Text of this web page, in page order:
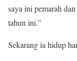
saya ini pemarah
tahun ini.”
Sekarang ia hidup